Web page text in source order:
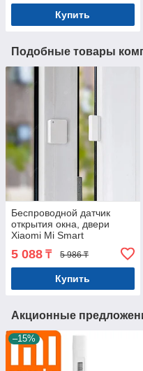
Купить
Подобные товары
Беспроводной датчик
открытия окна, двери
Xiaomi Mi Smart
Door/Window Sensor 2
Умный дом. Оригинал.
Арт.7143
5 088 ₸ 5 986 ₸
Купить
Акционные
–15%